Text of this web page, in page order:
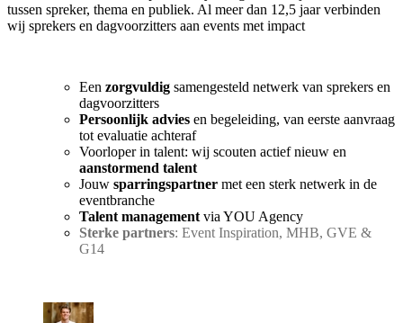
tussen spreker, thema en publiek. Al meer dan 12,5 jaar verbinden
wij sprekers en dagvoorzitters aan events met impact
Een zorgvuldig samengesteld netwerk van sprekers en
dagvoorzitters
Persoonlijk advies en begeleiding, van eerste aanvraag
tot evaluatie achteraf
Voorloper in talent: wij scouten actief nieuw en
aanstormend talent
Jouw sparringspartner met een sterk netwerk in de
eventbranche
Talent management via YOU Agency
Sterke partners: Event Inspiration, MHB, GVE &
G14